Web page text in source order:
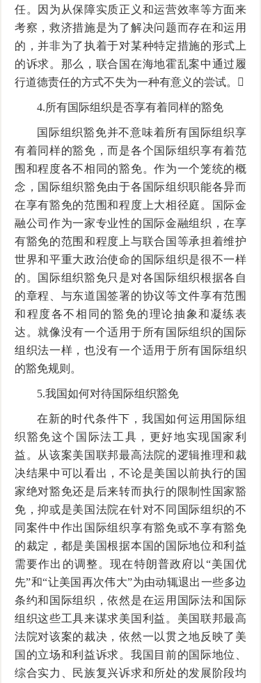
任。因为从保障实质正义和运营效率等方面来
考察，救济措施是为了解决问题而存在和运用
的，并非为了执着于对某种特定措施的形式上
的诉求。那么，联合国在海地霍乱案中通过履
行道德责任的方式不失为一种有意义的尝试。
4.所有国际组织是否享有着同样的豁免
国际组织豁免并不意味着所有国际组织享
有着同样的豁免，而是各个国际组织享有着范
围和程度各不相同的豁免。作为一个笼统的概
念，国际组织豁免由于各国际组织职能各异而
在享有豁免的范围和程度上大相径庭。国际金
融公司作为一家专业性的国际金融组织，在享
有豁免的范围和程度上与联合国等承担着维护
世界和平重大政治使命的国际组织是很不一样
的。国际组织豁免只是对各国际组织根据各自
的章程、与东道国签署的协议等文件享有范围
和程度各不相同的豁免的理论抽象和凝练表
达。就像没有一个适用于所有国际组织的国际
组织法一样，也没有一个适用于所有国际组织
的豁免规则。
5.我国如何对待国际组织豁免
在新的时代条件下，我国如何运用国际组
织豁免这个国际法工具，更好地实现国家利
益。从该案美国联邦最高法院的逻辑推理和裁
决结果中可以看出，不论是美国以前执行的国
家绝对豁免还是后来转而执行的限制性国家豁
免，抑或是美国法院在针对不同国际组织的不
同案件中作出国际组织享有豁免或不享有豁免
的裁定，都是美国根据本国的国际地位和利益
需要作出的调整。现在特朗普政府以“美国优
先”和“让美国再次伟大”为由动辄退出一些多边
条约和国际组织，依然是在运用国际法和国际
组织这些工具来谋求美国利益。美国联邦最高
法院对该案的裁决，依然一以贯之地反映了美
国的立场和利益诉求。我国目前的国际地位、
综合实力、民族复兴诉求和所处的发展阶段均